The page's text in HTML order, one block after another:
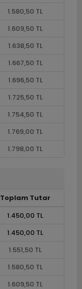
1.580,50 TL
1.609,50 TL
1.638,50 TL
1.667,50 TL
1.696,50 TL
1.725,50 TL
1.754,50 TL
1.769,00 TL
1.798,00 TL
Toplam Tutar
1.450,00 TL
1.450,00 TL
1.551,50 TL
1.580,50 TL
1.609,50 TL